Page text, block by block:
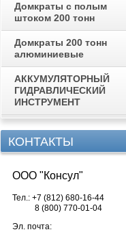
Домкраты с полым
штоком 200 тонн
Домкраты 200 тонн
алюминиевые
АККУМУЛЯТОРНЫЙ
ГИДРАВЛИЧЕСКИЙ
ИНСТРУМЕНТ
КОНТАКТЫ
ООО "Консул"
Тел.: +7 (812) 680-16-44
8 (800) 770-01-04
Эл. почта: